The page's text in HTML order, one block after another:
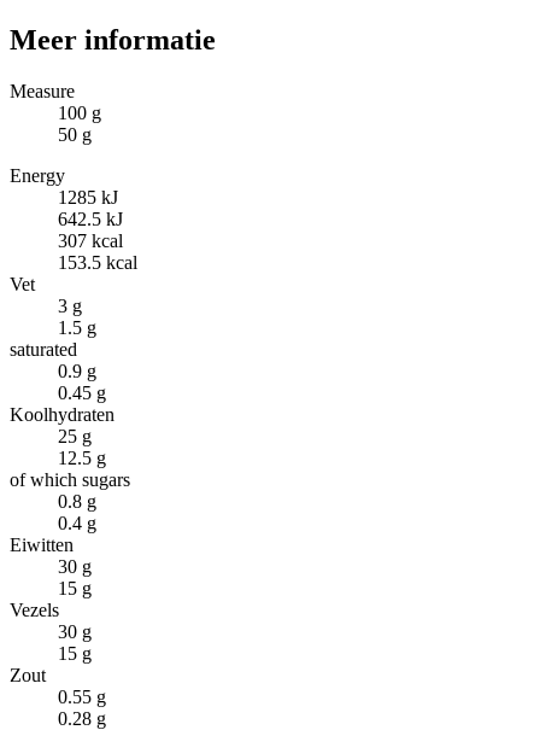
Meer informatie
Measure
100 g
50 g
Energy
1285 kJ
642.5 kJ
307 kcal
153.5 kcal
Vet
3 g
1.5 g
saturated
0.9 g
0.45 g
Koolhydraten
25 g
12.5 g
of which sugars
0.8 g
0.4 g
Eiwitten
30 g
15 g
Vezels
30 g
15 g
Zout
0.55 g
0.28 g